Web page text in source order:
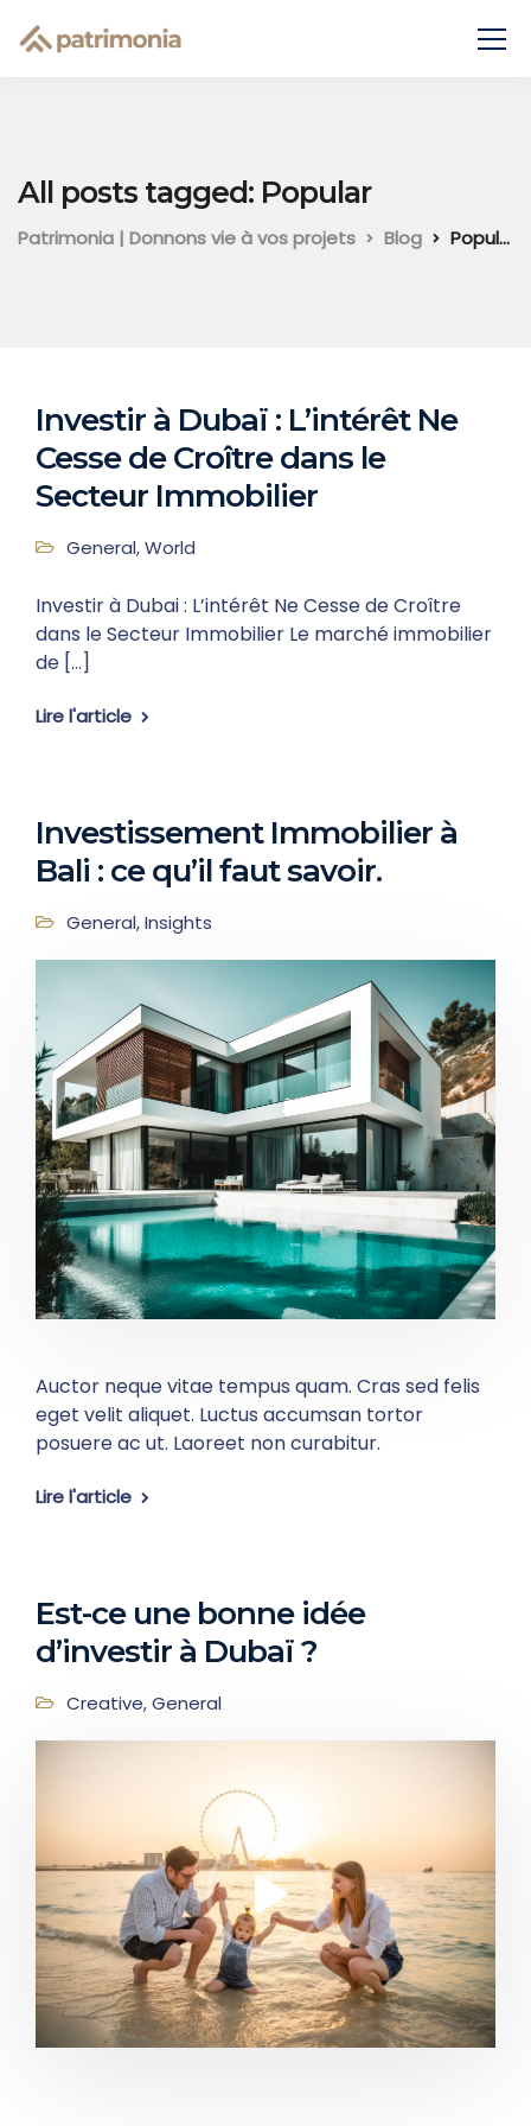
All posts tagged: Popular
Patrimonia | Donnons vie à vos projets Blog Popular
Investir à Dubaï : L’intérêt Ne
Cesse de Croître dans le
Secteur Immobilier
General,World
Investir à Dubai : L’intérêt Ne Cesse de Croître
dans le Secteur Immobilier Le marché immobilier
de […]
Lire l'article
Investissement Immobilier à
Bali : ce qu’il faut savoir.
General,Insights
Auctor neque vitae tempus quam. Cras sed felis
eget velit aliquet. Luctus accumsan tortor
posuere ac ut. Laoreet non curabitur.
Lire l'article
Est-ce une bonne idée
d’investir à Dubaï ?
Creative,General